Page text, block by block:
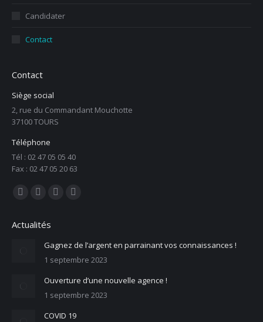
Candidater
Contact
Contact
Siège social
2, rue du Commandant Mouchotte
37100 TOURS
Téléphone
Tél : 02 47 05 05 40
Fax : 02 47 05 20 63
Trouvez nous sur :
Facebook
s'ouvre
nouvelle
X
s'ouvre
dans
une
nouvelle
s'ouvre
dans
une
nouvelle
mail
s'ouvre
dans
une
Actualités
Gagnez de l’argent en parrainant vos connaissances !
1 septembre 2023
Ouverture d’une nouvelle agence !
1 septembre 2023
COVID 19